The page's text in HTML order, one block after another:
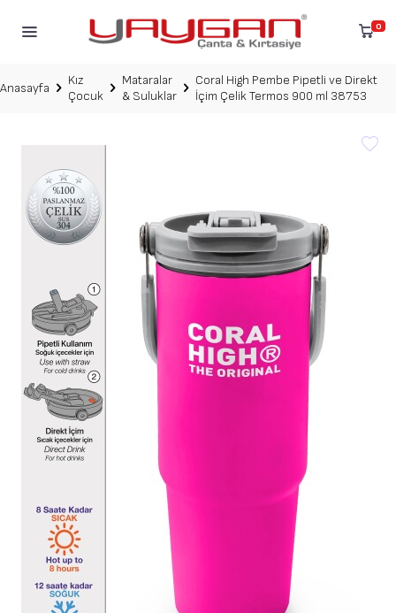
0
Anasayfa
Kız
Çocuk
Mataralar
& Suluklar
Coral High Pembe Pipetli ve Direkt
İçim Çelik Termos 900 ml 38753